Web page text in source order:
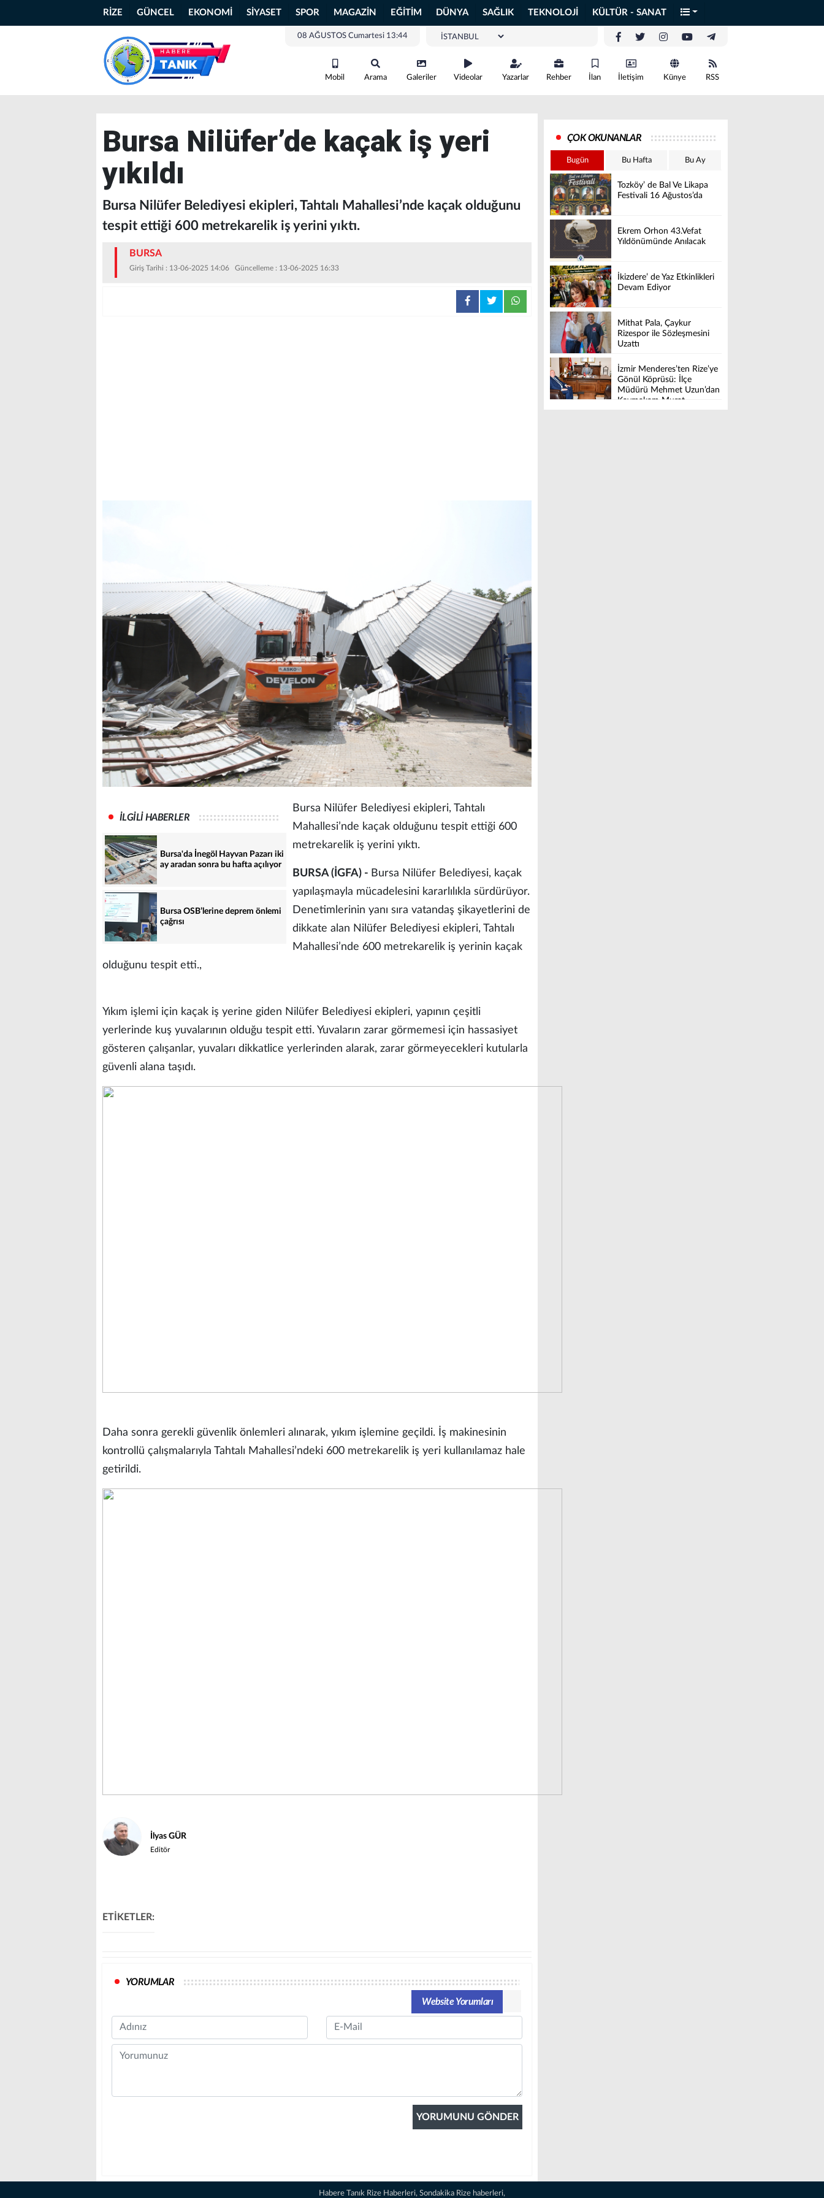
RİZE GÜNCEL EKONOMİ SİYASET SPOR MAGAZİN EĞİTİM DÜNYA SAĞLIK TEKNOLOJİ KÜLTÜR - SANAT
08 AĞUSTOS Cumartesi 13:44
Mobil Arama Galeriler Videolar Yazarlar Rehber İlan İletişim Künye RSS
Bursa Nilüfer’de kaçak iş yeri
yıkıldı
Bursa Nilüfer Belediyesi ekipleri, Tahtalı Mahallesi’nde kaçak olduğunu
tespit ettiği 600 metrekarelik iş yerini yıktı.
BURSA
Giriş Tarihi : 13-06-2025 14:06 Güncelleme : 13-06-2025 16:33
İLGİLİ HABERLER
Bursa'da İnegöl Hayvan Pazarı iki
ay aradan sonra bu hafta açılıyor
Bursa OSB’lerine deprem önlemi
çağrısı
Bursa Nilüfer Belediyesi ekipleri, Tahtalı
Mahallesi’nde kaçak olduğunu tespit ettiği 600
metrekarelik iş yerini yıktı.
BURSA (İGFA) - Bursa Nilüfer Belediyesi, kaçak
yapılaşmayla mücadelesini kararlılıkla sürdürüyor.
Denetimlerinin yanı sıra vatandaş şikayetlerini de
dikkate alan Nilüfer Belediyesi ekipleri, Tahtalı
Mahallesi’nde 600 metrekarelik iş yerinin kaçak
olduğunu tespit etti.,
Yıkım işlemi için kaçak iş yerine giden Nilüfer Belediyesi ekipleri, yapının çeşitli
yerlerinde kuş yuvalarının olduğu tespit etti. Yuvaların zarar görmemesi için hassasiyet
gösteren çalışanlar, yuvaları dikkatlice yerlerinden alarak, zarar görmeyecekleri kutularla
güvenli alana taşıdı.
Daha sonra gerekli güvenlik önlemleri alınarak, yıkım işlemine geçildi. İş makinesinin
kontrollü çalışmalarıyla Tahtalı Mahallesi’ndeki 600 metrekarelik iş yeri kullanılamaz hale
getirildi.
İlyas GÜR
Editör
ETİKETLER:
YORUMLAR
Website Yorumları
Name Email
Comment
ÇOK OKUNANLAR
Bugün Bu Hafta Bu Ay
Tozköy’ de Bal Ve Likapa
Festivali 16 Ağustos’da
Ekrem Orhon 43.Vefat
Yıldönümünde Anılacak
İkizdere’ de Yaz Etkinlikleri
Devam Ediyor
Mithat Pala, Çaykur
Rizespor ile Sözleşmesini
Uzattı
İzmir Menderes’ten Rize’ye
Gönül Köprüsü: İlçe
Müdürü Mehmet Uzun’dan
Kaymakam Murat
Habere Tanık Rize Haberleri, Sondakika Rize haberleri,